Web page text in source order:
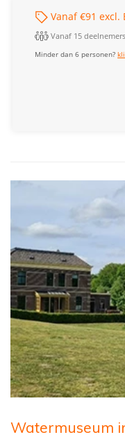
Vanaf €91 excl.
Vanaf 15 deelnemers
Minder dan 6 personen?
Watermuseum